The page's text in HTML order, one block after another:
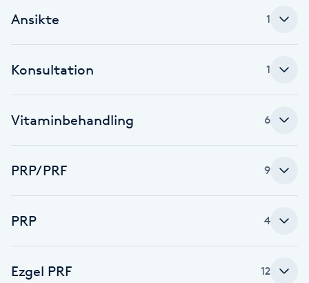
Coachning
Color correction
D
Ansikte 1
Konsultation 1
Vitaminbehandling 6
PRP/PRF 9
PRP 4
Ezgel PRF 12